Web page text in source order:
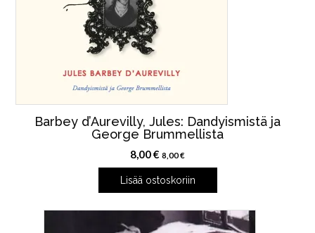
Barbey d’Aurevilly, Jules: Dandyismistä ja
George Brummellista
8,00€ 8,00€
Lisää ostoskoriin